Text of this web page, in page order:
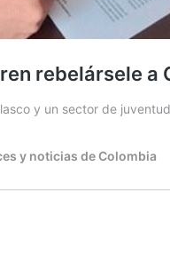
rebelársele a
y un sector de
y noticias de Colombia